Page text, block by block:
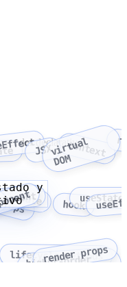
render declarativo
JSXv
i
r
t
u
a
l
D
O
M
context
state hook
useState
lifecycle methods
higher-order
render props
y